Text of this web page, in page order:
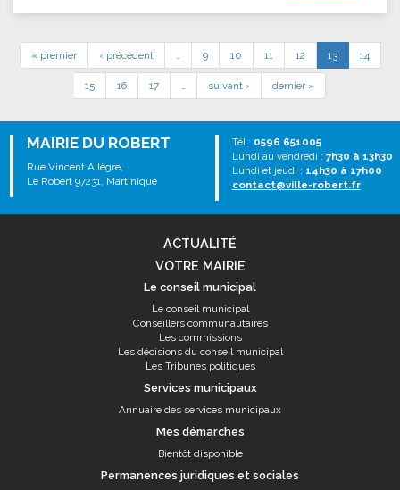
« premier ‹ précédent … 9 10 11 12 13 14
15 16 17 … suivant › dernier »
MAIRIE DU ROBERT
Rue Vincent Allègre,
Le Robert 97231, Martinique
Tél : 0596 651005
Lundi au vendredi : 7h30 à 13h30
Lundi et jeudi : 14h30 à 17h00
contact@ville-robert.fr
ACTUALITÉ
VOTRE MAIRIE
Le conseil municipal
Le conseil municipal
Conseillers communautaires
Les commissions
Les décisions du conseil municipal
Les Tribunes politiques
Services municipaux
Annuaire des services municipaux
Mes démarches
Bientôt disponible
Permanences juridiques et sociales